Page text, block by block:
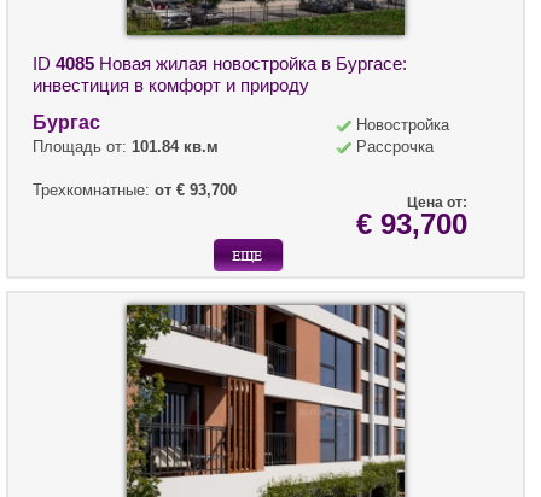
ID 4085 Новая жилая новостройка в Бургасе:
инвестиция в комфорт и природу
Бургас
Площадь от: 101.84 кв.м
Трехкомнатные: от € 93,700
Новостройка
Рассрочка
Цена от:
€ 93,700